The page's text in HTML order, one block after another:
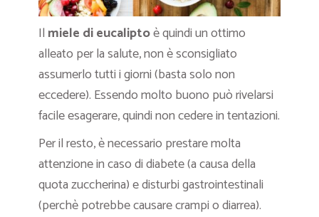
Il miele di eucaliptoè quindi un ottimo
alleato per la salute, non è sconsigliato
assumerlo tutti i giorni (basta solo non
eccedere). Essendo molto buono può rivelarsi
facile esagerare, quindi non cedere in tentazioni.
Per il resto, è necessario prestare molta
attenzione in caso di diabete (a causa della
quota zuccherina) e disturbi gastrointestinali
(perchè potrebbe causare crampi o diarrea).